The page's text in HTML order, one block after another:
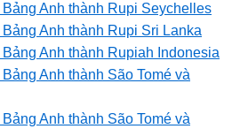
Anh thành Rupi Seychelles
Anh thành Rupi Sri Lanka
Anh thành Rupiah Indonesia
Anh thành São Tomé và
Anh thành São Tomé và